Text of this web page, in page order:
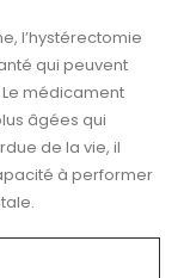
l’hystérectomie
qui peuvent
médicament
âgées qui
de la vie, il
à performer